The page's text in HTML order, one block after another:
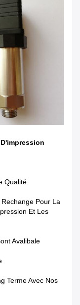
Qualité
Pour La
Et Les
Avalibale
Terme Avec Nos